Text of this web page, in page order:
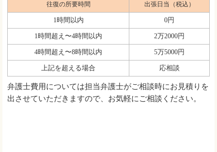
往復の所要時間 出張日当（税込）
1時間以内 0円
1時間超え〜4時間以内 2万2000円
4時間超え〜8時間以内 5万5000円
上記を超える場合 応相談
弁護士費用については担当弁護士がご相談時にお見積りを
出させていただきますので、お気軽にご相談ください。